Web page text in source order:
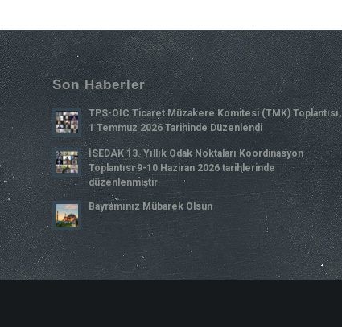
Son Haberler
TPS-OIC Ticaret Müzakere Komitesi (TMK) Toplantısı,
1 Temmuz 2026 Tarihinde Düzenlendi
İSEDAK 13. Yıllık Odak Noktaları Koordinasyon
Toplantısı 9-10 Haziran 2026 tarihlerinde
düzenlenmiştir
Bayramınız Mübarek Olsun